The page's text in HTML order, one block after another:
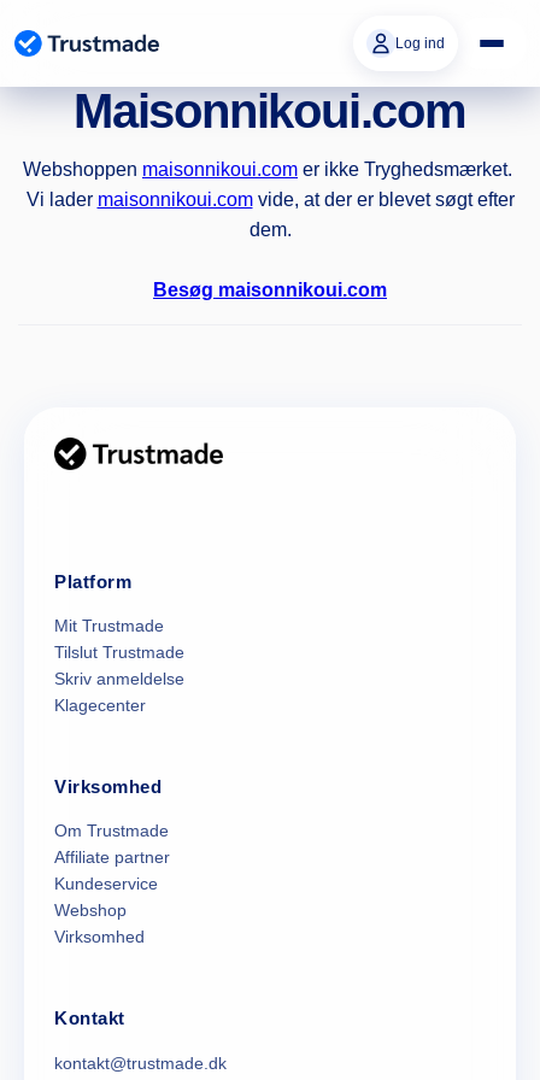
indhold
Log ind
Maisonnikoui.com
Webshoppen maisonnikoui.com er ikke Tryghedsmærket.
Vi lader maisonnikoui.comvide, at der er blevet søgt efter
dem.
Besøg maisonnikoui.com
Platform
Mit Trustmade
Tilslut Trustmade
Skriv anmeldelse
Klagecenter
Virksomhed
Om Trustmade
Affiliate partner
Kundeservice
Webshop
Virksomhed
Kontakt
kontakt@trustmade.dk